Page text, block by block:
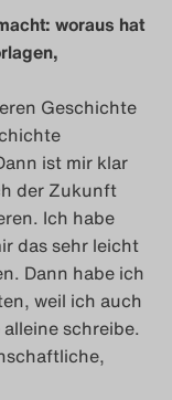
woraus hat
Geschichte
ist mir klar
der Zukunft
Ich habe
das sehr leicht
Dann habe ich
weil ich auch
schreibe.